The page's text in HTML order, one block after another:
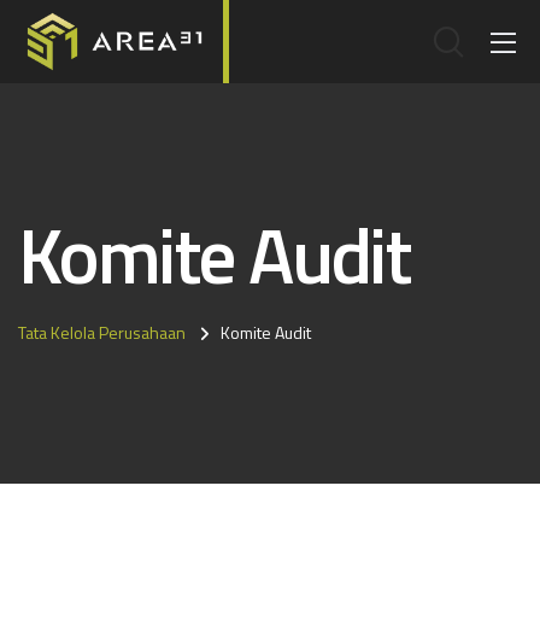
Komite Audit
Tata Kelola Perusahaan Komite Audit